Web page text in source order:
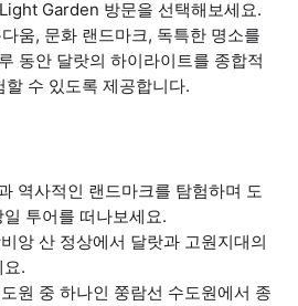
Garden 방문을 선택해보세요.
움, 문화 랜드마크, 독특한 명소를
동안 달랏의 하이라이트를 종합적
수 있도록 제공합니다.
역사적인 랜드마크를 탐험하며 도
투어를 떠나보세요.
앙 산 정상에서 달랏과 고원지대의
.
원 중 하나인 쭝람선 수도원에서 종